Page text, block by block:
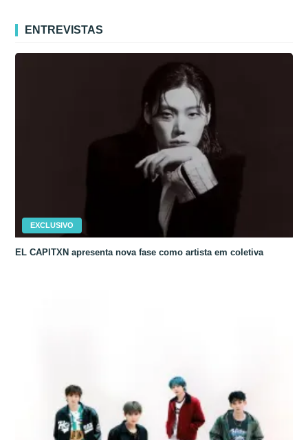
ENTREVISTAS
EXCLUSIVO
EL CAPITXN apresenta nova fase como artista em coletiva